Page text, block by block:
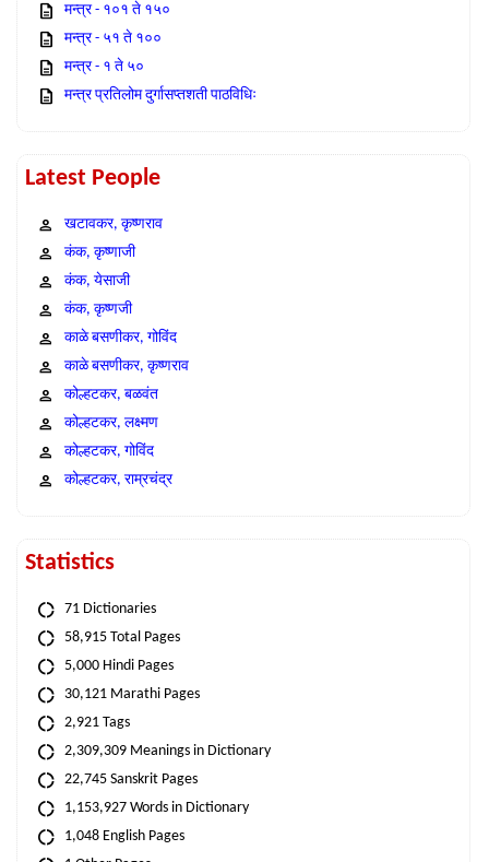
मन्त्र - १०१ ते १५०
मन्त्र - ५१ ते १००
मन्त्र - १ ते ५०
मन्त्र प्रतिलोम दुर्गासप्तशती पाठविधिः
Latest People
खटावकर, कृष्णराव
कंक, कृष्णाजी
कंक, येसाजी
कंक, कृष्णजी
काळे बसणीकर, गोविंद
काळे बसणीकर, कृष्णराव
कोल्हटकर, बळवंत
कोल्हटकर, लक्ष्मण
कोल्हटकर, गोविंद
कोल्हटकर, राम्रचंद्र
Statistics
71 Dictionaries
58,915 Total Pages
5,000 Hindi Pages
30,121 Marathi Pages
2,921 Tags
2,309,309 Meanings in Dictionary
22,745 Sanskrit Pages
1,153,927 Words in Dictionary
1,048 English Pages